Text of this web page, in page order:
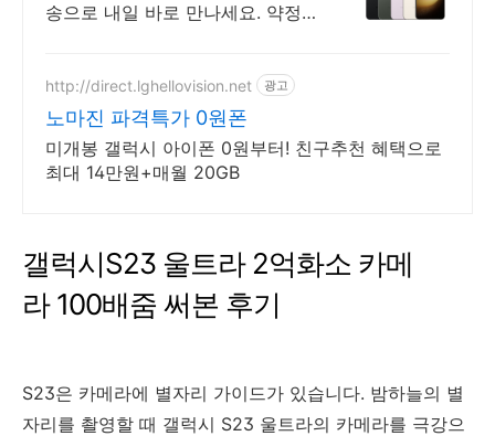
송으로 내일 바로 만나세요. 약정
http://direct.lghellovision.net 광고
노마진 파격특가 0원폰
미개봉 갤럭시 아이폰 0원부터! 친구추천 혜택으로
최대 14만원+매월 20GB
갤럭시S23 울트라 2억화소 카메
라 100배줌 써본 후기
S23은 카메라에 별자리 가이드가 있습니다. 밤하늘의 별
자리를 촬영할 때 갤럭시 S23 울트라의 카메라를 극강으